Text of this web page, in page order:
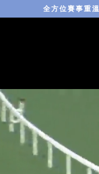
全方位賽事重溫